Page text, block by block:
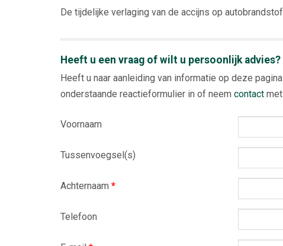
De tijdelijke verlaging van de accijns op
Heeft u een vraag of wilt u persoonlijk advies?
Heeft u naar aanleiding van informatie op deze
onderstaande reactieformulier in of neem contact
Voornaam
Tussenvoegsel(s)
Achternaam *
Telefoon